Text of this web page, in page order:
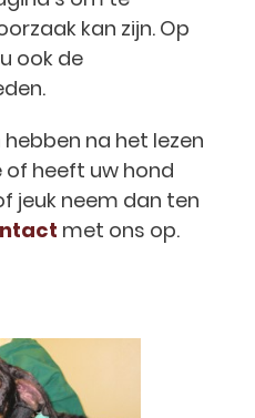
kan zijn. Op
ook de
na het lezen
heeft uw hond
jeuk neem dan ten
met ons op.